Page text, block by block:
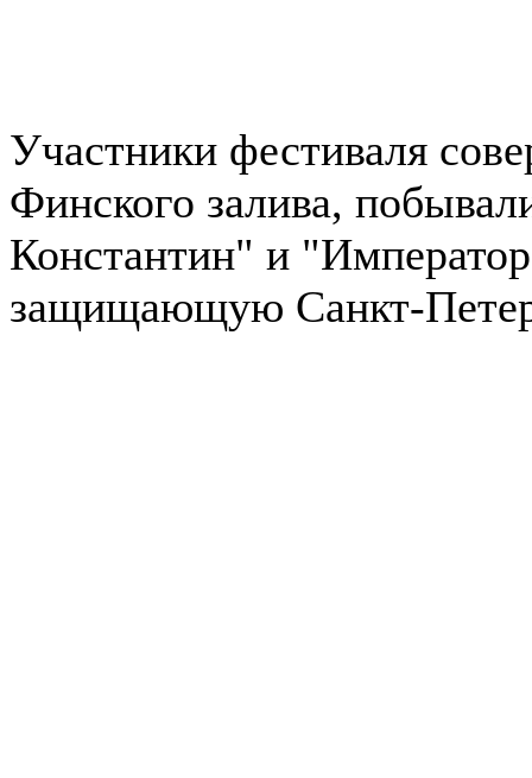
Участники фестиваля
Финского залива,
Константин" и
защищающую Санкт-